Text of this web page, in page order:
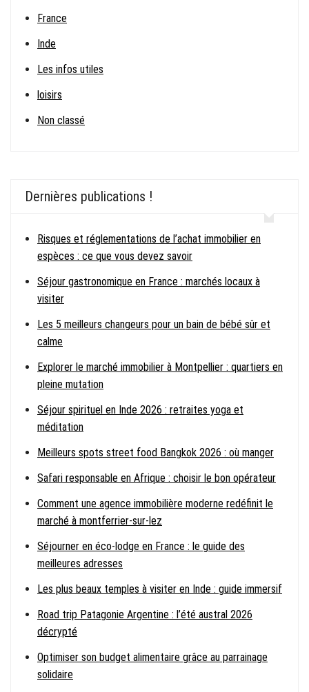
France
Inde
Les infos utiles
loisirs
Non classé
Dernières publications !
Risques et réglementations de l’achat immobilier en
espèces : ce que vous devez savoir
Séjour gastronomique en France : marchés locaux à
visiter
Les 5 meilleurs changeurs pour un bain de bébé sûr et
calme
Explorer le marché immobilier à Montpellier : quartiers en
pleine mutation
Séjour spirituel en Inde 2026 : retraites yoga et
méditation
Meilleurs spots street food Bangkok 2026 : où manger
Safari responsable en Afrique : choisir le bon opérateur
Comment une agence immobilière moderne redéfinit le
marché à montferrier-sur-lez
Séjourner en éco-lodge en France : le guide des
meilleures adresses
Les plus beaux temples à visiter en Inde : guide immersif
Road trip Patagonie Argentine : l’été austral 2026
décrypté
Optimiser son budget alimentaire grâce au parrainage
solidaire